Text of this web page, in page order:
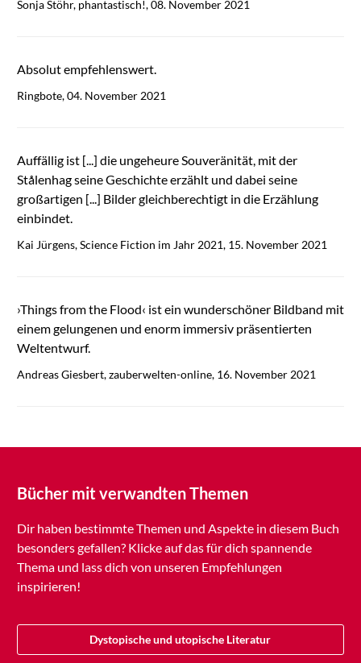
Sonja Stöhr, phantastisch!, 08. November 2021
Absolut empfehlenswert.
Ringbote, 04. November 2021
Auffällig ist [...] die ungeheure Souveränität, mit der
Stålenhag seine Geschichte erzählt und dabei seine
großartigen [...] Bilder gleichberechtigt in die Erzählung
einbindet.
Kai Jürgens, Science Fiction im Jahr 2021, 15. November 2021
›Things from the Flood‹ ist ein wunderschöner Bildband mit
einem gelungenen und enorm immersiv präsentierten
Weltentwurf.
Andreas Giesbert, zauberwelten-online, 16. November 2021
Bücher mit verwandten Themen
Dir haben bestimmte Themen und Aspekte in diesem Buch
besonders gefallen? Klicke auf das für dich spannende
Thema und lass dich von unseren Empfehlungen
inspirieren!
Dystopische und utopische Literatur